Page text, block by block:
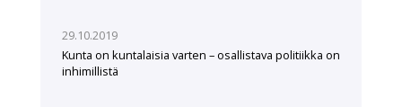
29.10.2019
Kunta on kuntalaisia varten – osallistava politiikka on
inhimillistä